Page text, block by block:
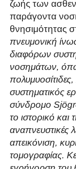
ζωής των
παράγοντα
θνησιμότητας
πνευμονική
διαφόρων
νοσημάτων,
συστηματικός
σύνδρομο
το ιστορικό και
αναπνευστικές
απεικόνιση,
τομογραφίας.